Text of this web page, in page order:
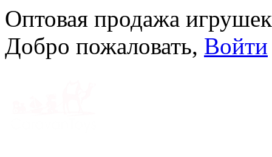
Оптовая продажа игрушек
Добро пожаловать, Войти